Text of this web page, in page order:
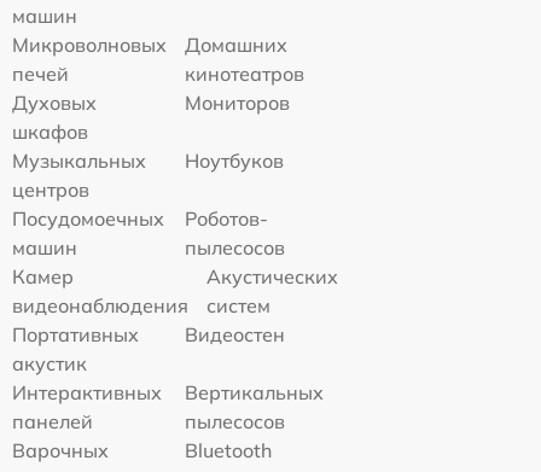
машин
Микроволновых
печей
Домашних
кинотеатров
Духовых
шкафов
Мониторов
Музыкальных
центров
Ноутбуков
Посудомоечных
машин
Роботов-
пылесосов
Камер
видеонаблюдения
Акустических
систем
Портативных
акустик
Видеостен
Интерактивных
панелей
Вертикальных
пылесосов
Варочных
Bluetooth